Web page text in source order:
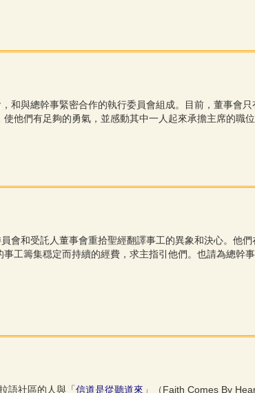
和與總幹事緊密合作的執行委員會組成。目前，董事會
他們有足夠的勇氣，並感動其中一人起來承擔主席的職
員會和受託人董事會重拾聖經翻譯事工的異象和決心。他
工籌集穏定而持續的經費，求主指引他們。也請為總幹
語社區的人與「信道是從聽道來 」（Faith Comes By